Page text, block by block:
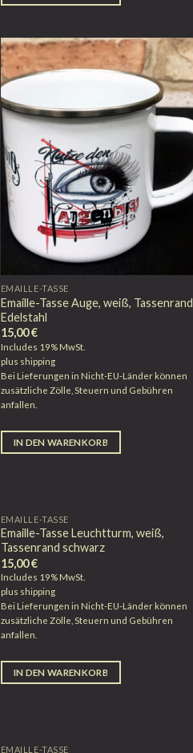
EMAILLE-TASSE
Emaille-Tasse Auge, weiß, Tassenrand
Edelstahl
15,00€
Includes 19% MwSt.
plus shipping
Bei Lieferungen in Nicht-EU-Länder können
zusätzliche Zölle, Steuern und Gebühren
anfallen.
IN DEN WARENKORB
EMAILLE-TASSE
Emaille-Tasse Leuchtturm, weiß,
Tassenrand schwarz
15,00€
Includes 19% MwSt.
plus shipping
Bei Lieferungen in Nicht-EU-Länder können
zusätzliche Zölle, Steuern und Gebühren
anfallen.
IN DEN WARENKORB
EMAILLE-TASSE